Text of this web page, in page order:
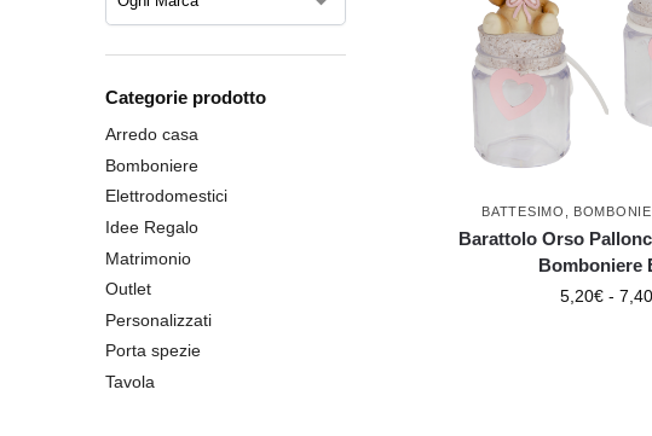
BATTESIMO
Barattolo Orso
Bomboniere
5,20€ -
Categorie prodotto
Arredo casa
Bomboniere
Elettrodomestici
Idee Regalo
Matrimonio
Outlet
Personalizzati
Porta spezie
Tavola